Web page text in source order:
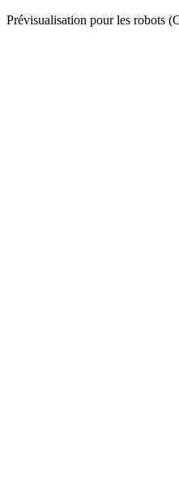
Prévisualisation pour les robots